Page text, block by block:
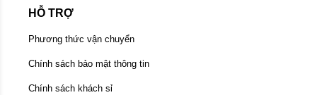
HỖ TRỢ
Phương thức vận chuyển
Chính sách bảo mật thông tin
Chính sách khách sỉ